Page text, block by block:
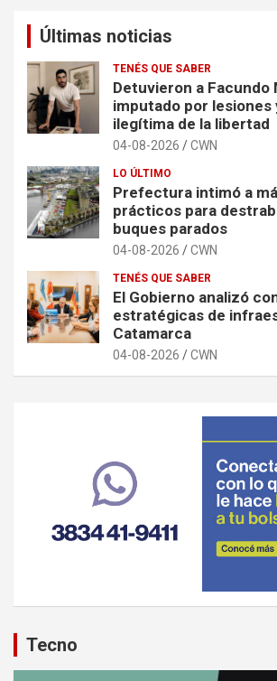
Últimas noticias
TENÉS QUE SABER
Detuvieron a Facundo
imputado por lesiones
ilegítima de la libertad
04-08-2026 CWN
LO ÚLTIMO
Prefectura intimó a
prácticos para
buques parados
04-08-2026 CWN
TENÉS QUE SABER
El Gobierno analizó
estratégicas de
Catamarca
04-08-2026 CWN
Tecno